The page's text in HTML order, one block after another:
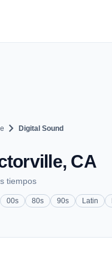
chevron_right Digital Sound
CA
tiempos
00s 80s 90s Latin